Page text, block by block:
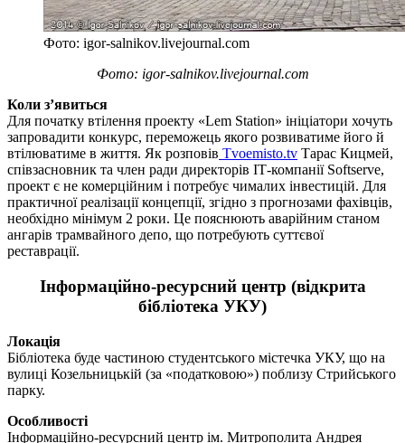
Фото: igor-salnikov.livejournal.com
Фото: igor-salnikov.livejournal.com
Коли з’явиться
Для початку втілення проекту «Lem Station» ініціатори хочуть
запровадити конкурс, переможець якого розвиватиме його й
втілюватиме в життя. Як розповів Tvoemisto.tv Тарас Кицмей,
співзасновник та член ради директорів ІТ-компанії Softserve,
проект є не комерційним і потребує чималих інвестицій. Для
практичної реалізації концепції, згідно з прогнозами фахівців,
необхідно мінімум 2 роки. Це пояснюють аварійним станом
ангарів трамвайного депо, що потребують суттєвої
реставрації.
Інформаційно-ресурсний центр (відкрита
бібліотека УКУ)
Локація
Бібліотека буде частиною студентського містечка УКУ, що на
вулиці Козельницькій (за «податковою») поблизу Стрийського
парку.
Особливості
Інформаційно-ресурсний центр ім. Митрополита Андрея